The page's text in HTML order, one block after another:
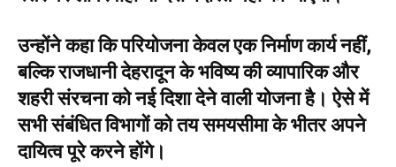
उन्होंने कहा कि परियोजना केवल एक निर्माण कार्य नहीं,
बल्कि राजधानी देहरादून के भविष्य की व्यापारिक और
शहरी संरचना को नई दिशा देने वाली योजना है। ऐसे में
सभी संबंधित विभागों को तय समयसीमा के भीतर अपने
दायित्व पूरे करने होंगे।